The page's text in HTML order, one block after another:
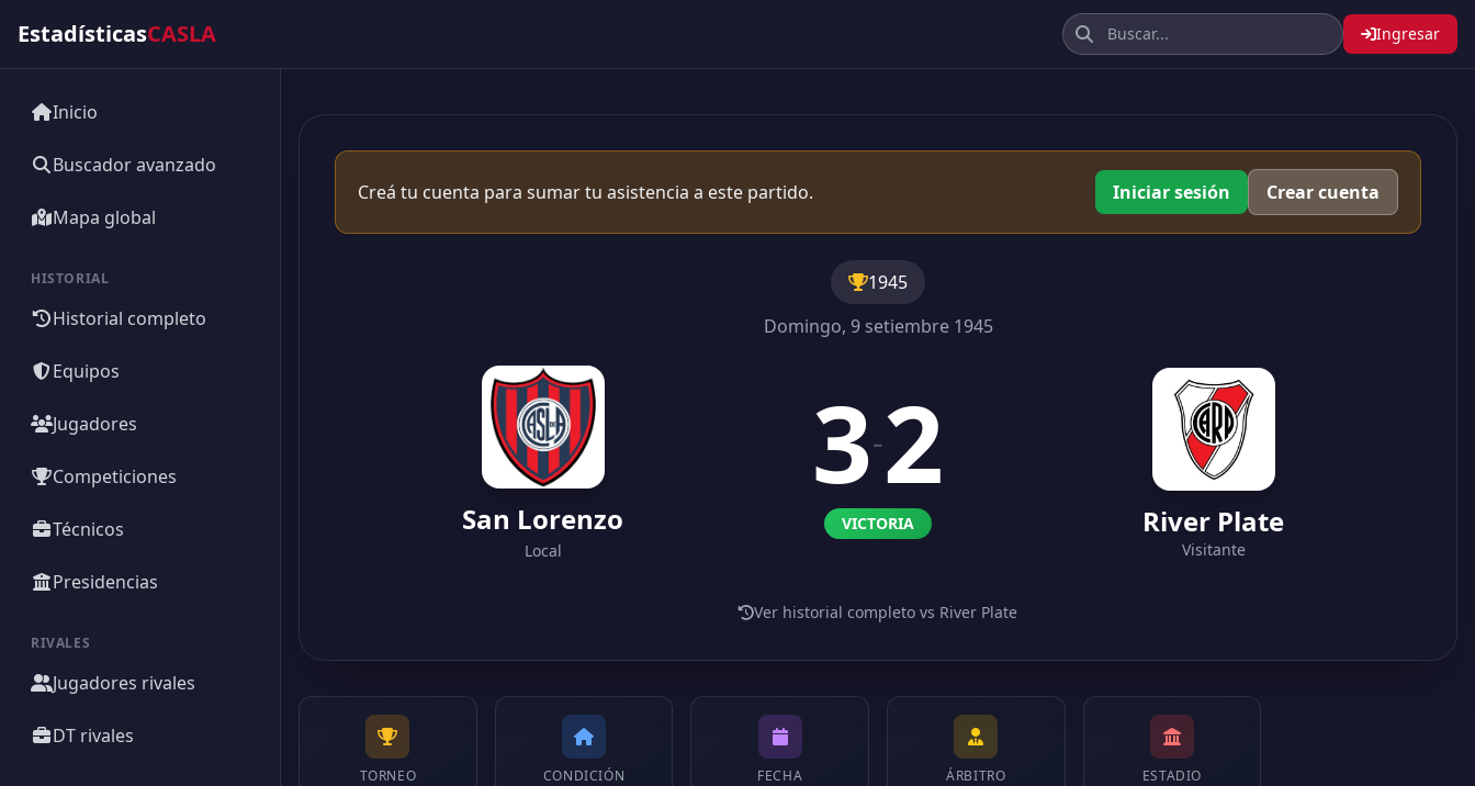
EstadísticasCASLA Ingresar
Inicio
Buscador avanzado
Mapa global
HISTORIAL
Historial completo
Equipos
Jugadores
Competiciones
Técnicos
Presidencias
RIVALES
Jugadores rivales
DT rivales
Creá tu cuenta para sumar tu asistencia a este partido. Iniciar sesión Crear cuenta
1945
Domingo, 9 setiembre 1945
San Lorenzo
Local
3-2
VICTORIA River Plate
Visitante
Ver historial completo vs River Plate
TORNEO CONDICIÓN FECHA ÁRBITRO ESTADIO